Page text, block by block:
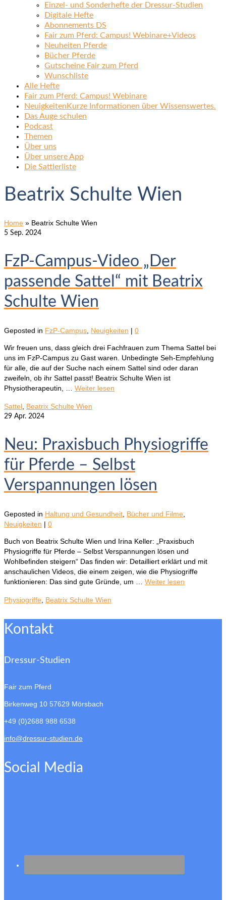
Einzel- und Sonderhefte der Dressur-Studien
Digitale Hefte
Abonnements DS
Fair zum Pferd: Campus! Webinare+Videos
Neuheiten Pferde
Bücher Pferde
Gutscheine Fair zum Pferd
Wunschliste
Alle Hefte
Fair zum Pferd: Campus! Webinare
Neuigkeiten Kurze Informationen über Wissenswertes.
Das Auge schulen
Podcast
Themen
Über uns
Über unsere App
Die Sattlerliste
Beatrix Schulte Wien
Home » Beatrix Schulte Wien
5 Sep. 2024
FzP-Campus-Video „Der
passende Sattel“ mit Beatrix
Schulte Wien
Geposted in FzP-Campus Neuigkeiten | 0
Wir freuen uns, dass gleich drei Fachfrauen zum Thema Sattel bei
uns im FzP-Campus zu Gast waren. Unbedingte Seh-Empfehlung
für alle, die auf der Suche nach einem Sattel sind oder daran
zweifeln, ob ihr Sattel passt! Beatrix Schulte Wien ist
Physiotherapeutin, … Weiter lesen
Sattel Beatrix Schulte Wien
29 Apr. 2024
Neu: Praxisbuch Physiogriffe
für Pferde – Selbst
Verspannungen lösen
Geposted in Haltung und Gesundheit Bücher und Filme
Neuigkeiten | 0
Buch von Beatrix Schulte Wien und Irina Keller: „Praxisbuch
Physiogriffe für Pferde – Selbst Verspannungen lösen und
Wohlbefinden steigern“ Das finden wir: Detailliert erklärt und mit
anschaulichen Videos, die einem zeigen, wie die Physiogriffe
funktionieren: Das sind gute Gründe, um … Weiter lesen
Physiogriffe Beatrix Schulte Wien
Kontakt
Dressur-Studien
Fair zum Pferd
Birkenweg 10 57629 Mörsbach
+49 (0)2688 988 6538
info@dressur-studien.de
Social Media